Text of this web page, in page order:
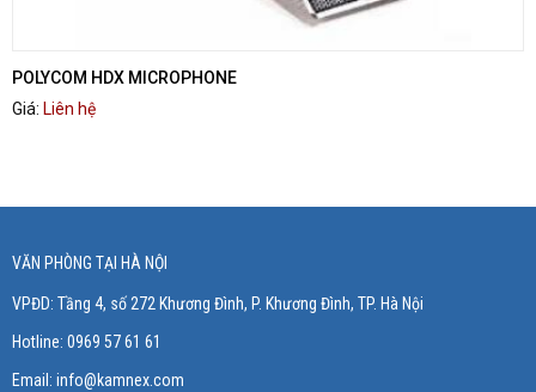
POLYCOM HDX MICROPHONE
Giá: Liên hệ
VĂN PHÒNG TẠI HÀ NỘI
VPĐD: Tầng 4, số 272 Khương Đình, P. Khương Đình, TP. Hà Nội
Hotline: 0969 57 61 61
Email: info@kamnex.com